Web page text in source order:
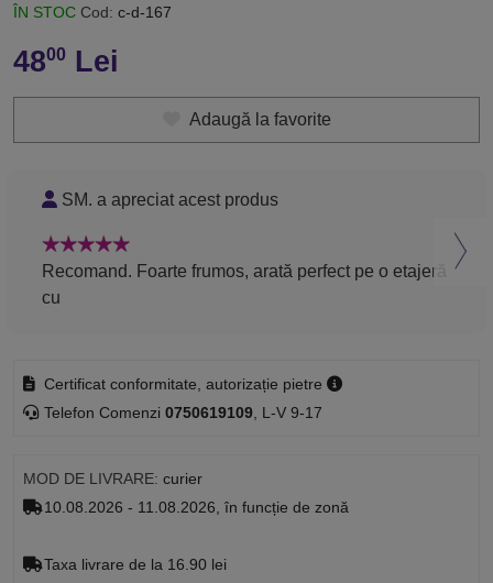
ÎN STOC Cod: c-d-167
4800Lei
Adaugă la favorite
SM. a apreciat acest produs
Recomand. Foarte frumos, arată perfect pe o etajeră
cu
Certificat conformitate, autorizație pietre
Telefon Comenzi 0750619109, L-V 9-17
MOD DE LIVRARE: curier
10.08.2026 - 11.08.2026, în funcție de zonă
Taxa livrare de la 16.90 lei